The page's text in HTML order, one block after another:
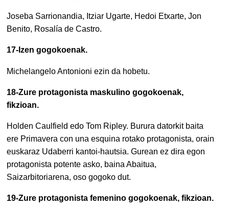
Joseba Sarrionandia, Itziar Ugarte, Hedoi Etxarte, Jon
Benito, Rosalía de Castro.
17-Izen gogokoenak.
Michelangelo Antonioni ezin da hobetu.
18-Zure protagonista maskulino gogokoenak,
fikzioan.
Holden Caulfield edo Tom Ripley. Burura datorkit baita
ere Primavera con una esquina rotako protagonista, orain
euskaraz Udaberri kantoi-hautsia. Gurean ez dira egon
protagonista potente asko, baina Abaitua,
Saizarbitoriarena, oso gogoko dut.
19-Zure protagonista femenino gogokoenak, fikzioan.